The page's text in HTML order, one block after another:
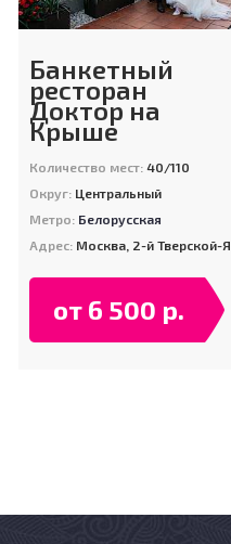
Банкетный
ресторан
Доктор на
Крыше
Количество мест:40/110
Округ: Центральный
Метро: Белорусская
Адрес: Москва, 2-й Тверской-Ямской пер-к, д. 10 (12 эт.)
от 6 500 р.